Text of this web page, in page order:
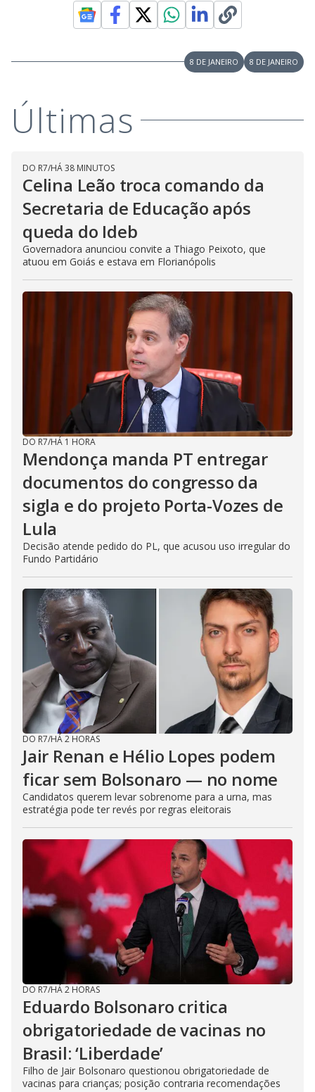
8 DE JANEIRO 8 DE JANEIRO
Últimas
DO R7/HÁ 38 MINUTOS
Celina Leão troca comando da
Secretaria de Educação após
queda do Ideb
Governadora anunciou convite a Thiago Peixoto, que
atuou em Goiás e estava em Florianópolis
DO R7/HÁ 1 HORA
Mendonça manda PT entregar
documentos do congresso da
sigla e do projeto Porta-Vozes de
Lula
Decisão atende pedido do PL, que acusou uso irregular do
Fundo Partidário
DO R7/HÁ 2 HORAS
Jair Renan e Hélio Lopes podem
ficar sem Bolsonaro — no nome
Candidatos querem levar sobrenome para a urna, mas
estratégia pode ter revés por regras eleitorais
DO R7/HÁ 2 HORAS
Eduardo Bolsonaro critica
obrigatoriedade de vacinas no
Brasil: ‘Liberdade’
Filho de Jair Bolsonaro questionou obrigatoriedade de
vacinas para crianças; posição contraria recomendações